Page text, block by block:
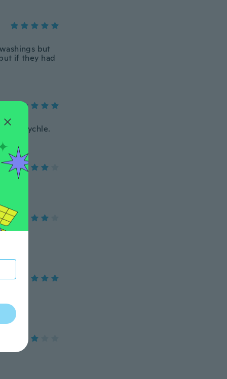
but
if they had
rychle.